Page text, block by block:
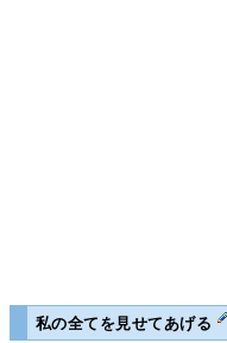
私の全てを見せてあげる